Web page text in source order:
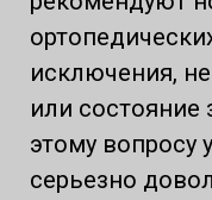
исключения,
или состояние
этому вопросу
серьезно